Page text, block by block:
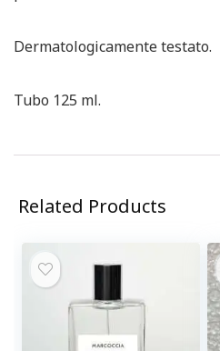
Dermatologicamente testato.
Tubo 125 ml.
Related Products